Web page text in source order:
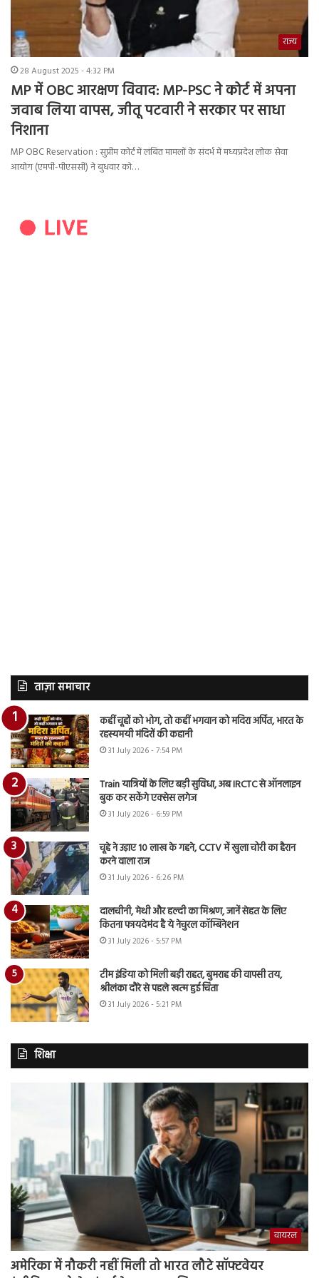
राज्य
28 August 2025 - 4:32 PM
MP में OBC आरक्षण विवाद: MP-PSC ने कोर्ट में अपना
जवाब लिया वापस, जीतू पटवारी ने सरकार पर साधा
निशाना
MP OBC Reservation : सुप्रीम कोर्ट में लंबित मामलों के संदर्भ में मध्यप्रदेश लोक सेवा
आयोग (एमपी-पीएससी) ने बुधवार को…
ताज़ा समाचार
कहीं चूहों को भोग, तो कहीं भगवान को मदिरा अर्पित, भारत के
रहस्यमयी मंदिरों की कहानी
31 July 2026 - 7:54 PM
Train यात्रियों के लिए बड़ी सुविधा, अब IRCTC से ऑनलाइन
बुक कर सकेंगे एक्सेस लगेज
31 July 2026 - 6:59 PM
चूहे ने उड़ाए 10 लाख के गहने, CCTV में खुला चोरी का हैरान
करने वाला राज
31 July 2026 - 6:26 PM
दालचीनी, मेथी और हल्दी का मिश्रण, जानें सेहत के लिए
कितना फायदेमंद है ये नेचुरल कॉम्बिनेशन
31 July 2026 - 5:57 PM
टीम इंडिया को मिली बड़ी राहत, बुमराह की वापसी तय,
श्रीलंका दौरे से पहले खत्म हुई चिंता
31 July 2026 - 5:21 PM
शिक्षा
वायरल
अमेरिका में नौकरी नहीं मिली तो भारत लौटे सॉफ्टवेयर